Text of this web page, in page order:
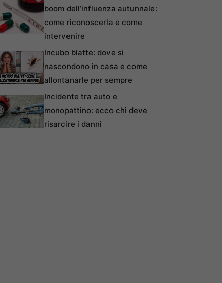
boom dell’influenza autunnale:
come riconoscerla e come
intervenire
Incubo blatte: dove si
nascondono in casa e come
allontanarle per sempre
Incidente tra auto e
monopattino: ecco chi deve
risarcire i danni